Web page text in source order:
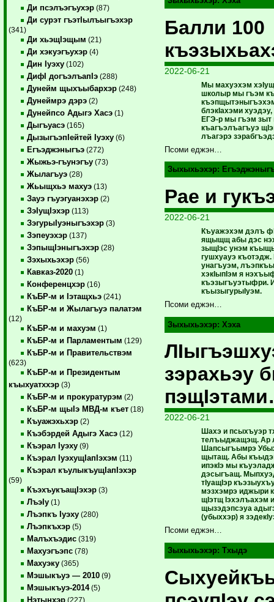
Ди псэлъэгъухэр (87)
Ди сурэт гъэтIылъыгъэхэр
(341)
Ди хьэщIэщым (21)
Ди хэкуэгъухэр (4)
Дин Iуэху (102)
ДифI догъэлъапIэ (288)
Дунейм щыхъыбархэр (248)
Дунеймрэ дэрэ (2)
Дунейпсо Адыгэ Хасэ (1)
Дыгъуасэ (165)
ДызыгъэпIейтей Iуэху (6)
Егъэджэныгъэ (272)
Жыжьэ-гъунэгъу (73)
Жылагъуэ (28)
Жьыщхьэ махуэ (13)
Зауэ гъуэгуанэхэр (2)
ЗэIущIэхэр (113)
ЗэгурыIуэныгъэхэр (3)
Зэпеуэхэр (137)
ЗэпыщIэныгъэхэр (28)
Зэхыхьэхэр (56)
Кавказ-2020 (1)
Конференцхэр (16)
КъБР-м и Iэтащхьэ (241)
КъБР-м и Жылагъуэ палатэм
(12)
КъБР-м и махуэм (1)
КъБР-м и Парламентым (129)
КъБР-м и Правительствэм
(623)
КъБР-м и Президентым
къыхуатххэр (3)
КъБР-м и прокуратурэм (2)
КъБР-м щыIэ МВД-м къет (18)
Къуажэхьхэр (2)
Къэбэрдей Адыгэ Хасэ (12)
Къэрал Iуэху (9)
Къэрал IуэхущIапIэхэм (11)
Къэрал къулыкъущIапIэхэр
(59)
КъэхъукъащIэхэр (3)
ЛъэIу (1)
Лъэпкъ Iуэху (280)
Лъэпкъхэр (5)
Малъхъэдис (319)
Махуэгъэпс (78)
Махуэку (365)
Мэшыкъуэ — 2010 (9)
Мэшыкъуэ-2014(5)
Нэтынхэр (227)
Балли 100
2022-06-21
Мы махуэхэм
школыр мы гъэм
блэкIахэми
ЕГЭ-р мы гъэм
къагъэлъагъуэ
лъагэрэ
Псоми еджэн…
Зыхыхьэхэр:
Рае и
2022-06-21
Къуажэхэм дэлъ
ящыщщ абы дэс
зыщIэс унэм
гушхуауэ
унагъуэм,
хэкIыпIэм я
къэзыгъуэтыфри.
къызыгурыIуэм.
Псоми еджэн…
Зыхыхьэхэр: Хэха
зэрахьэу
2022-06-21
Шахэ и псыхъуэр
телъыджащэщ. Ар
Шапсыгъымрэ
щытащ. Абы
ипэкIэ мы
дэсыгъащ.
тIуащIэр
мэзхэмрэ иджыри
щIэтщ Iэхэлъахэм
щызэдэпсэуа
(убыххэр) я
Псоми еджэн…
Зыхыхьэхэр: Тхыдэ